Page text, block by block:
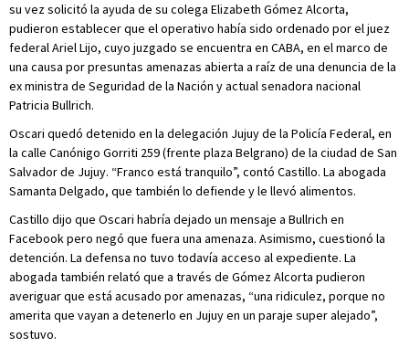
su vez solicitó la ayuda de su colega Elizabeth Gómez Alcorta,
pudieron establecer que el operativo había sido ordenado por el juez
federal Ariel Lijo, cuyo juzgado se encuentra en CABA, en el marco de
una causa por presuntas amenazas abierta a raíz de una denuncia de la
ex ministra de Seguridad de la Nación y actual senadora nacional
Patricia Bullrich.
Oscari quedó detenido en la delegación Jujuy de la Policía Federal, en
la calle Canónigo Gorriti 259 (frente plaza Belgrano) de la ciudad de San
Salvador de Jujuy. “Franco está tranquilo”, contó Castillo. La abogada
Samanta Delgado, que también lo defiende y le llevó alimentos.
Castillo dijo que Oscari habría dejado un mensaje a Bullrich en
Facebook pero negó que fuera una amenaza. Asimismo, cuestionó la
detención. La defensa no tuvo todavía acceso al expediente. La
abogada también relató que a través de Gómez Alcorta pudieron
averiguar que está acusado por amenazas, “una ridiculez, porque no
amerita que vayan a detenerlo en Jujuy en un paraje super alejado”,
sostuvo.